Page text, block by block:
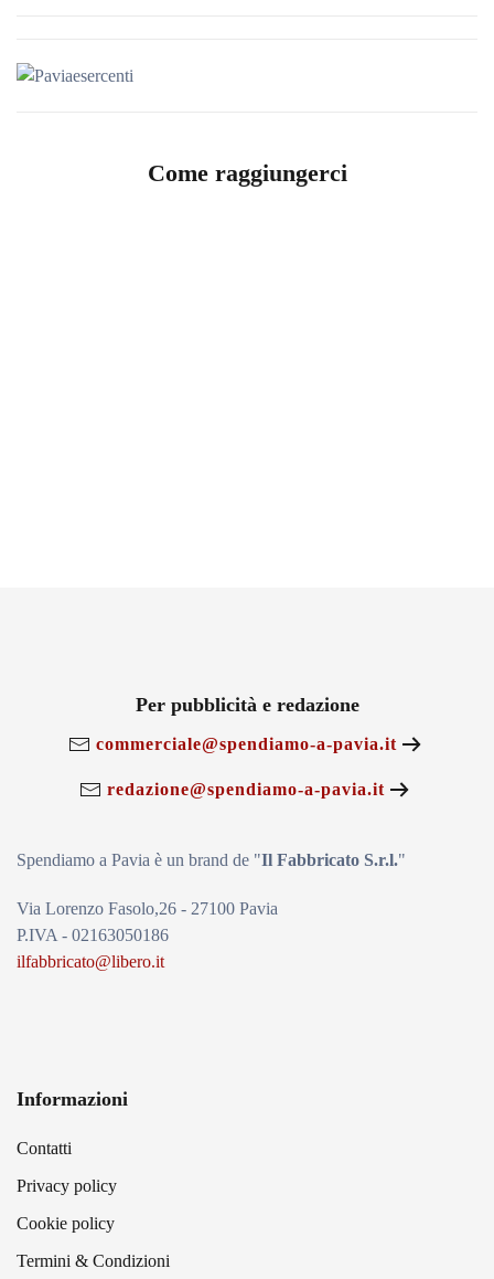
Come raggiungerci
Per pubblicità e redazione
commerciale@spendiamo-a-pavia.it
redazione@spendiamo-a-pavia.it
Spendiamo a Pavia è un brand de "Il Fabbricato S.r.l."
Via Lorenzo Fasolo,26 - 27100 Pavia
P.IVA - 02163050186
ilfabbricato@libero.it
Informazioni
Contatti
Privacy policy
Cookie policy
Termini & Condizioni